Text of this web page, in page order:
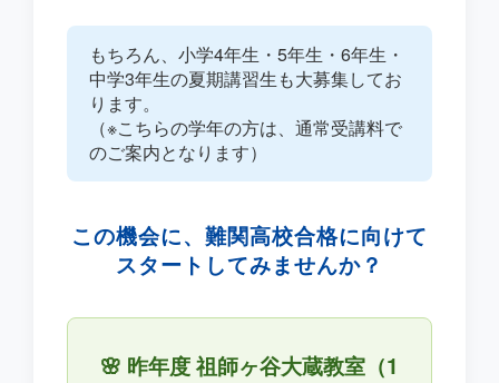
もちろん、 小学4年生・5年生・6年生・
中学3年生の夏期講習生も大募集してお
ります。
（※こちらの学年の方は、通常受講料で
のご案内となります）
この機会に、難関高校合格に向けて
スタートしてみませんか？
🌸 昨年度 祖師ヶ谷大蔵教室（1